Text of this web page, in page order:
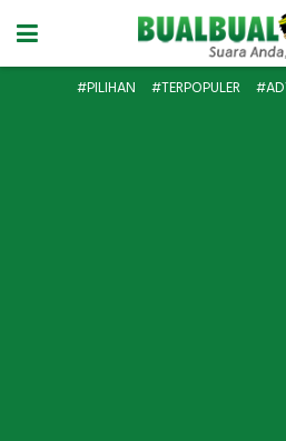
#PILIHAN #TERPOPULER